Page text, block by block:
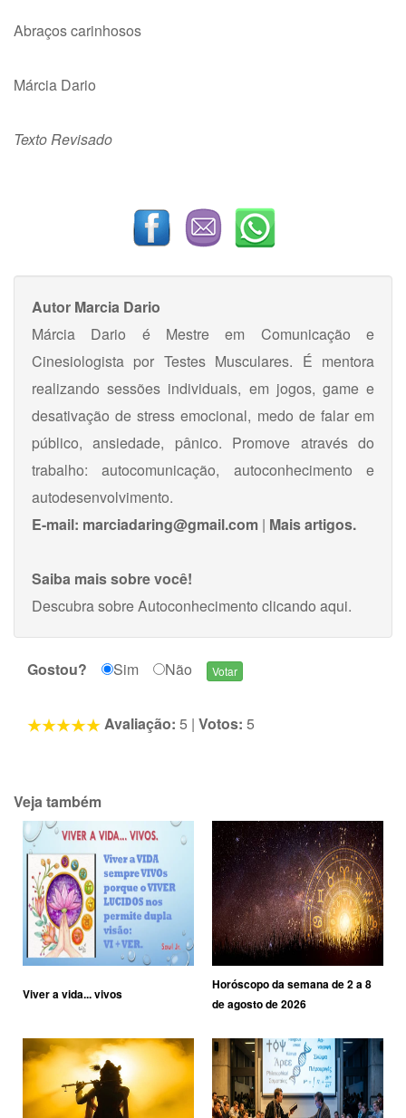
Abraços carinhosos
Márcia Dario
Texto Revisado
Autor Marcia Dario
Márcia Dario é Mestre em Comunicação e
Cinesiologista por Testes Musculares. É mentora
realizando sessões individuais, em jogos, game e
desativação de stress emocional, medo de falar em
público, ansiedade, pânico. Promove através do
trabalho: autocomunicação, autoconhecimento e
autodesenvolvimento.
E-mail: marciadaring@gmail.com | Mais artigos.
Saiba mais sobre você!
Descubra sobre Autoconhecimento clicando aqui.
Gostou? Sim Não
Avaliação: 5 | Votos: 5
Veja também
Viver a vida... vivos
Horóscopo da semana de 2 a 8
de agosto de 2026